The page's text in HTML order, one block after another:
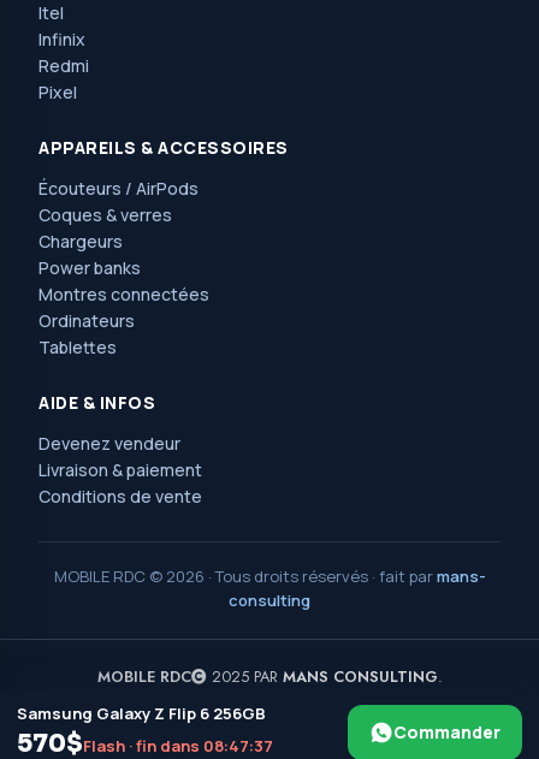
Samsung Galaxy Z Flip 6 256GB
570$Flash · fin dans 08:47:37
Commander
Itel
Infinix
Redmi
Pixel
APPAREILS & ACCESSOIRES
Écouteurs / AirPods
Coques & verres
Chargeurs
Power banks
Montres connectées
Ordinateurs
Tablettes
AIDE & INFOS
Devenez vendeur
Livraison & paiement
Conditions de vente
MOBILE RDC © 2026 · Tous droits réservés · fait parmans-
consulting
MOBILE RDC 2025 PAR MANS CONSULTING.
Avenue Nguma, 77, ma campagne, jolie parc,
ngaliema/kinshasa. Réf : l'église saint Luc et l'arrêt érosion.